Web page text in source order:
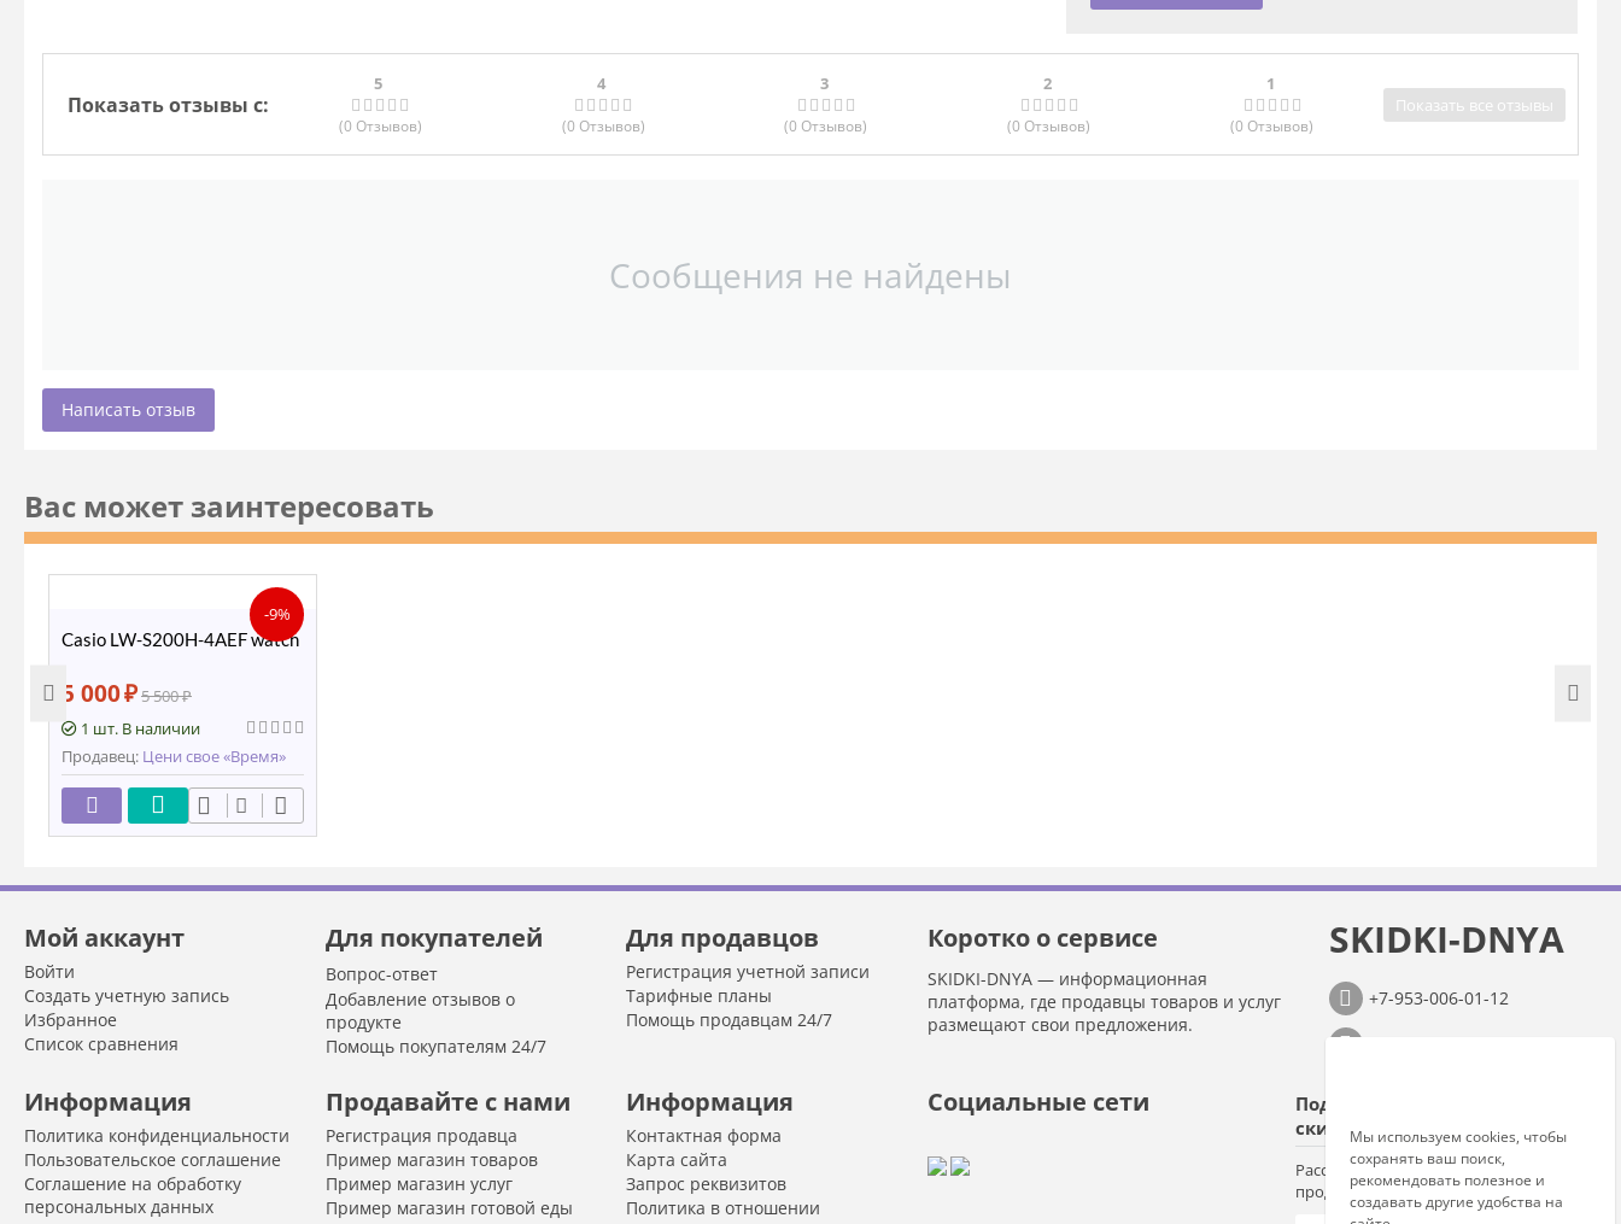
Показать отзывы с:
5
(0 Отзывов)
4
(0 Отзывов)
3
(0 Отзывов)
2
(0 Отзывов)
1
(0 Отзывов)
Показать все отзывы
Сообщения не найдены
Написать отзыв
Вас может заинтересовать
-9%
Casio LW-S200H-4AEF watch
5 000₽5 500₽
1 шт. В наличии
Продавец: Цени свое «Время»
Мой аккаунт
Войти
Создать учетную запись
Избранное
Список сравнения
Для покупателей
Вопрос-ответ
Добавление отзывов о
продукте
Помощь покупателям 24/7
Для продавцов
Регистрация учетной записи
Тарифные планы
Помощь продавцам 24/7
Коротко о сервисе
SKIDKI-DNYA — информационная
платформа, где продавцы товаров и услуг
размещают свои предложения.
SKIDKI-DNYA
+7-953-006-01-12
Информация
Политика конфиденциальности
Пользовательское соглашение
Соглашение на обработку
персональных данных
Продавайте с нами
Регистрация продавца
Пример магазин товаров
Пример магазин услуг
Пример магазин готовой еды
Информация
Контактная форма
Карта сайта
Запрос реквизитов
Политика в отношении
Социальные сети
Подпишитесь на
скидки!
Рассылки о новых предложениях
продавцов
Мы используем cookies, чтобы
сохранять ваш поиск,
рекомендовать полезное и
создавать другие удобства на